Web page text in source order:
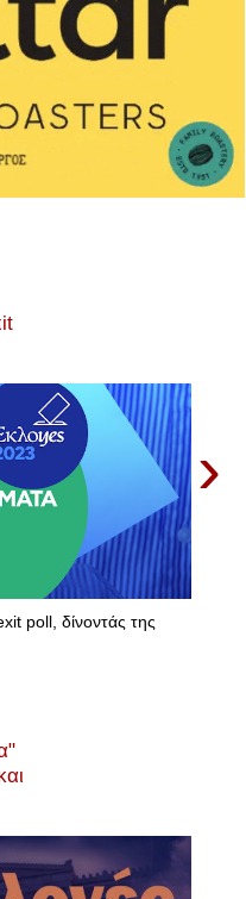
›
poll, δίνοντάς της